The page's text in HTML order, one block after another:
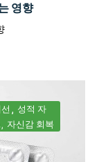
영향
성적 자
자신감 회복